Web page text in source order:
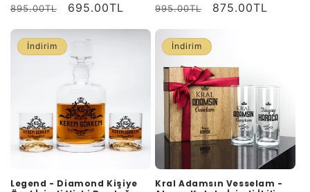
Normal
895.00TL
İndirimli
695.00TL
Normal
995.00TL
İndirimli
875.00TL
İndirim
Legend - Diamond Kişiye
İndirim
Kral Adamsın Vesselam -